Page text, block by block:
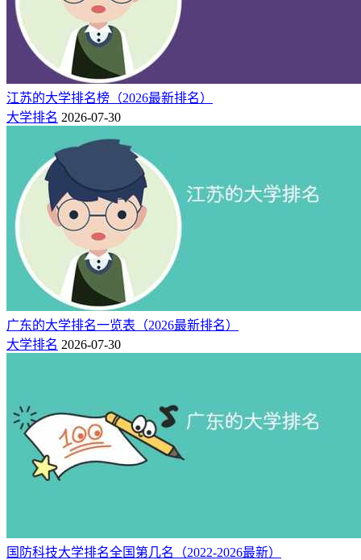
江苏的大学排名榜（2026最新排名）
大学排名 2026-07-30
广东的大学排名一览表（2026最新排名）
大学排名 2026-07-30
国防科技大学排名全国第几名（2022-2026最新）